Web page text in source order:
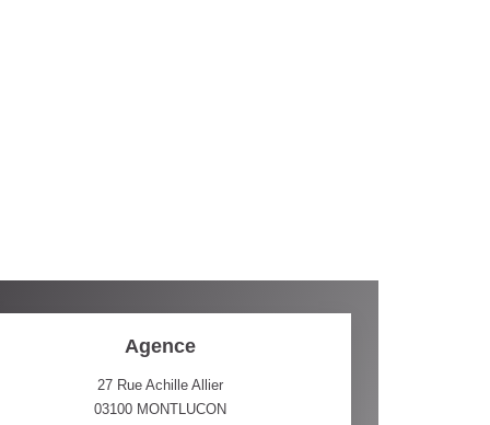
Agence
27 Rue Achille Allier
03100 MONTLUCON